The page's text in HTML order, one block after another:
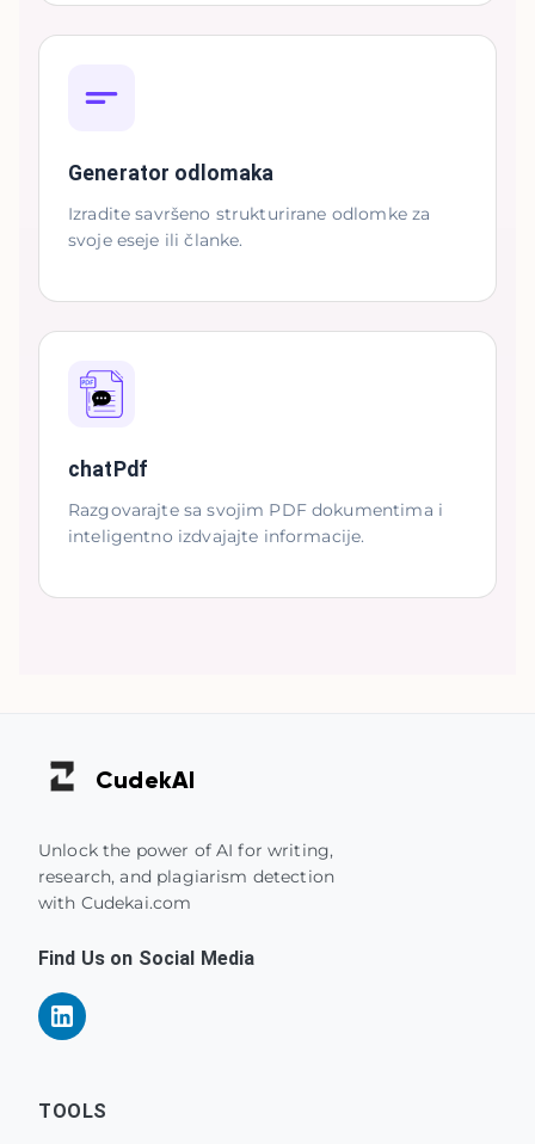
Generator odlomaka
Izradite savršeno strukturirane odlomke za
svoje eseje ili članke.
chatPdf
Razgovarajte sa svojim PDF dokumentima i
inteligentno izdvajajte informacije.
CudekAI
Unlock the power of AI for writing,
research, and plagiarism detection
with Cudekai.com
Find Us on Social Media
TOOLS